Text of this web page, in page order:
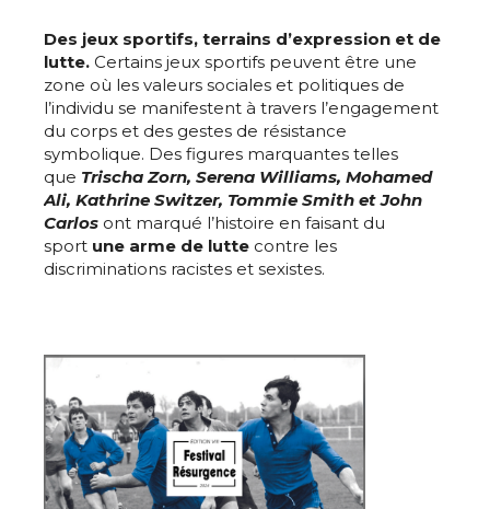
* Champ obligatoire
Statut / Organisation
J'accepte lestermes et conditions
* Champ obligatoire
Des jeux sportifs, terrains d’expression et de
lutte. Certains jeux sportifs peuvent être une
zone où les valeurs sociales et politiques de
l’individu se manifestent à travers l’engagement
du corps et des gestes de résistance
symbolique. Des figures marquantes telles
que Trischa Zorn, Serena Williams, Mohamed
Ali, Kathrine Switzer, Tommie Smith et John
Carlos ont marqué l’histoire en faisant du
sport une arme de lutte contre les
discriminations racistes et sexistes.